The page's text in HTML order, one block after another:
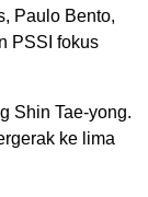
Paulo Bento,
PSSI fokus
Shin Tae-yong.
ke lima